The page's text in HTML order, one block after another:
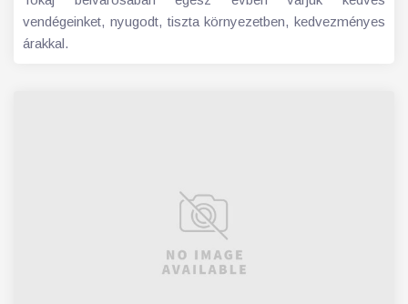
vendégeinket, nyugodt, tiszta környezetben, kedvezményes
árakkal.